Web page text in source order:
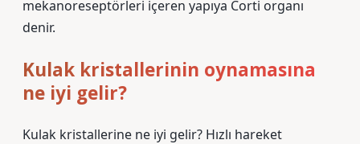
mekanoreseptörleri içeren yapıya Corti organı
denir.
Kulak kristallerinin oynamasına
ne iyi gelir?
Kulak kristallerine ne iyi gelir? Hızlı hareket